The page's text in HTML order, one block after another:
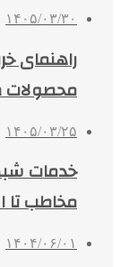
۱۴۰۵/۰۳/۳۰
راهنمای
۱۴۰۵/۰۳/۲۵
مخاطب تا
۱۴۰۴/۰۶/۰۱